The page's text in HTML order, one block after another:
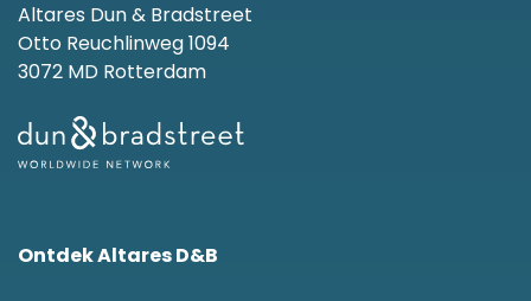
Altares Dun & Bradstreet
Otto Reuchlinweg 1094
3072 MD Rotterdam
Ontdek Altares D&B